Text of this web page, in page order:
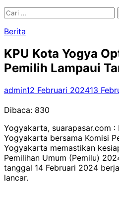
Cari
Berita
KPU Kota Yogya
Pemilih Lampaui
admin12 Februari 202413
Dibaca: 830
Yogyakarta, suarapasar.com :
Yogyakarta bersama Komisi
Yogyakarta memastikan
Pemilihan Umum (Pemilu)
tanggal 14 Februari 2024
lancar.